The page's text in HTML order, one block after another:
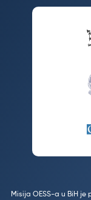
Misija OESS-a u BiH